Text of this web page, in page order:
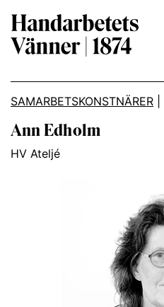
Main Navigation
SAMARBETSKONSTNÄRER
Ann Edholm
HV Ateljé